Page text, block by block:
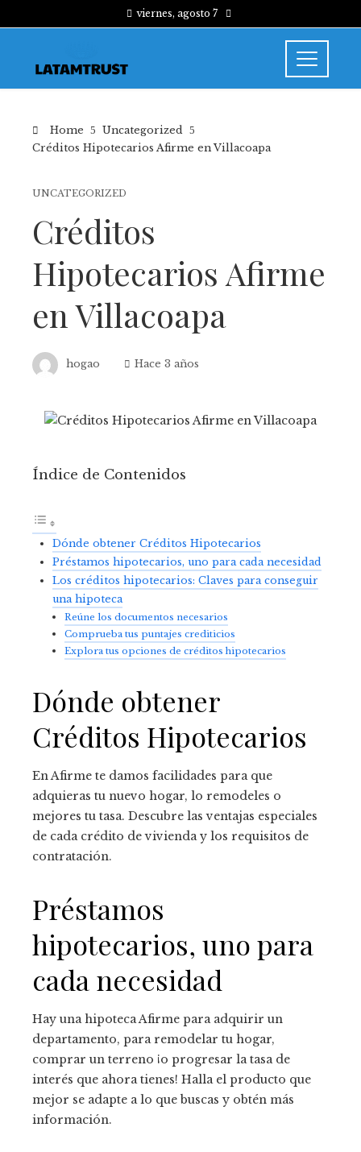
viernes, agosto 7
Home
Uncategorized
Créditos Hipotecarios Afirme en Villacoapa
UNCATEGORIZED
Créditos
Hipotecarios Afirme
en Villacoapa
hogao Hace 3 años
Índice de Contenidos
Dónde obtener Créditos Hipotecarios
Préstamos hipotecarios, uno para cada necesidad
Los créditos hipotecarios: Claves para conseguir
una hipoteca
Reúne los documentos necesarios
Comprueba tus puntajes crediticios
Explora tus opciones de créditos hipotecarios
Dónde obtener
Créditos Hipotecarios
En Afirme te damos facilidades para que
adquieras tu nuevo hogar, lo remodeles o
mejores tu tasa. Descubre las ventajas especiales
de cada crédito de vivienda y los requisitos de
contratación.
Préstamos
hipotecarios, uno para
cada necesidad
Hay una hipoteca Afirme para adquirir un
departamento, para remodelar tu hogar,
comprar un terreno ¡o progresar la tasa de
interés que ahora tienes! Halla el producto que
mejor se adapte a lo que buscas y obtén más
información.